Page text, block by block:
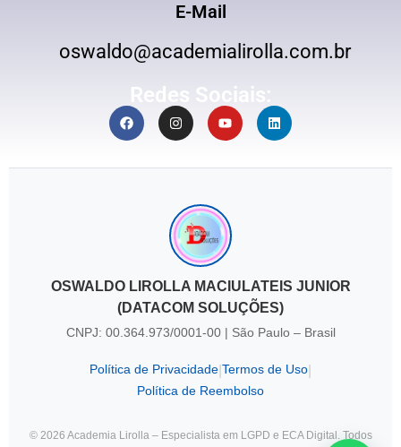
E-Mail
oswaldo@academialirolla.com.br
Redes Sociais:
OSWALDO LIROLLA MACIULATEIS JUNIOR
(DATACOM SOLUÇÕES)
CNPJ: 00.364.973/0001-00 | São Paulo – Brasil
Política de Privacidade Termos de Uso
Política de Reembolso
© 2026 Academia Lirolla – Especialista em LGPD e ECA Digital. Todos